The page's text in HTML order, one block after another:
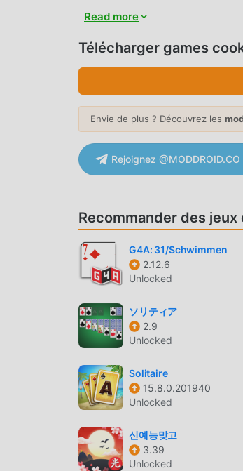
GAMES COOKING
entier qui aiment les jeux card.
de jeux gratuits mod apk au
dernière version de games
joie apportée par le jeu lui-
aux joueurs, et il est 100% sûr,
pouvez télécharger et installer
moddroid et jouez !
games cooking donuts En tant
nombre de fans à travers le
n'avez qu'à suivre le didacticiel
apportée par les jeux classiques
tous les amateurs de jeux card
tous les partenaires mondiaux
BEL ÉCRAN
Comme les jeux card
et personnages de haute qualité
jeux card traditionnels, games
améliorations audacieuses.
améliorée. Tout en conservant
Read more
Télécharger games
Envie de plus ? Découvrez les
Rejoignez
Recommander des
G4A: 31/Schwimmen
2.12.6
Unlocked
ソリティア
2.9
Unlocked
Solitaire
15.8.0.201940
Unlocked
신예능맞고
3.39
Unlocked